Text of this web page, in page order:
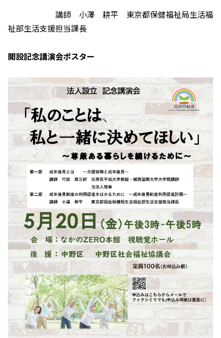
講師 小澤 耕平 東京都保健福祉局生活福
祉部生活支援担当課長
開設記念講演会ポスター